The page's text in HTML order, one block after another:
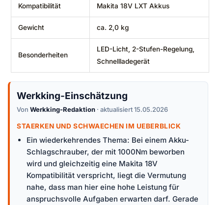
Kompatibilität Makita 18V LXT Akkus
Gewicht ca. 2,0 kg
Besonderheiten
LED-Licht, 2-Stufen-Regelung,
Schnellladegerät
Werkking-Einschätzung
Von Werkking-Redaktion · aktualisiert 15.05.2026
STAERKEN UND SCHWAECHEN IM UEBERBLICK
Ein wiederkehrendes Thema: Bei einem Akku-
Schlagschrauber, der mit 1000Nm beworben
wird und gleichzeitig eine Makita 18V
Kompatibilität verspricht, liegt die Vermutung
nahe, dass man hier eine hohe Leistung für
anspruchsvolle Aufgaben erwarten darf. Gerade